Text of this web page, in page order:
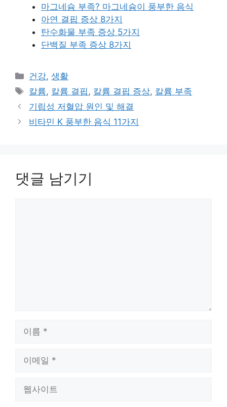
마그네슘 부족? 마그네슘이 풍부한 음식
아연 결핍 증상 8가지
탄수화물 부족 증상 5가지
단백질 부족 증상 8가지
카
테
리
건강,생활
태
그
칼륨, 칼륨 결핍, 칼륨 결핍 증상, 칼륨 부족
기립성 저혈압 원인 및 해결
비타민 K 풍부한 음식 11가지
댓글 남기기